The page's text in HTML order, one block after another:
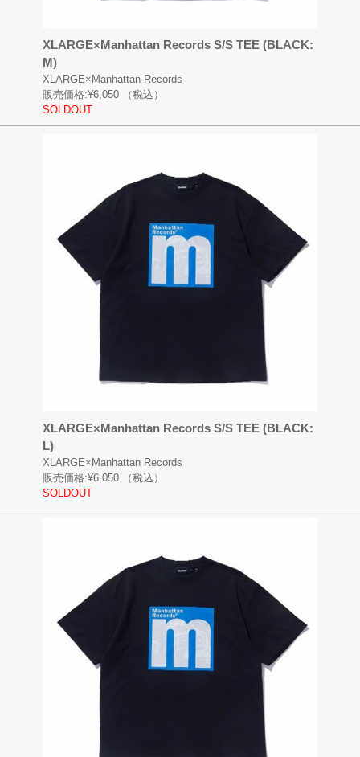
XLARGE×Manhattan Records S/S TEE (BLACK:
M)
XLARGE×Manhattan Records
販売価格:¥6,050
（税込）
SOLDOUT
XLARGE×Manhattan Records S/S TEE (BLACK:
L)
XLARGE×Manhattan Records
販売価格:¥6,050
（税込）
SOLDOUT